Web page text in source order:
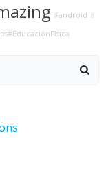
#android #